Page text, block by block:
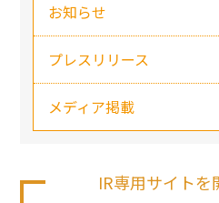
お知らせ
プレスリリース
メディア掲載
IR専用サイトを